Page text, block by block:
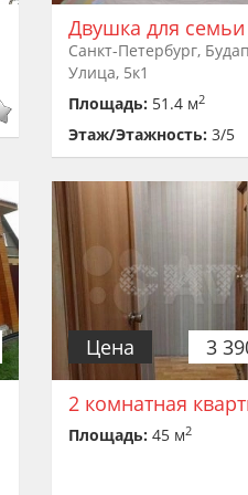
Двушка для семьи
Санкт-Петербург,
Улица, 5к1
Площадь: 51.4 м2
Этаж/Этажность: 3/5
3
Цена
2 комнатная
Площадь: 45 м2